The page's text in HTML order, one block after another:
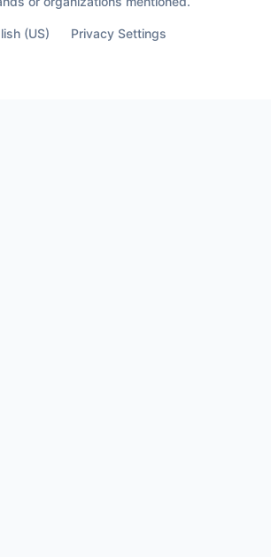
(US) Privacy Settings